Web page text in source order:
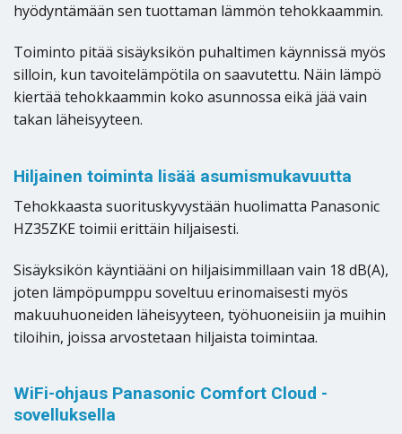
hyödyntämään sen tuottaman lämmön tehokkaammin.
Toiminto pitää sisäyksikön puhaltimen käynnissä myös
silloin, kun tavoitelämpötila on saavutettu. Näin lämpö
kiertää tehokkaammin koko asunnossa eikä jää vain
takan läheisyyteen.
Hiljainen toiminta lisää asumismukavuutta
Tehokkaasta suorituskyvystään huolimatta Panasonic
HZ35ZKE toimii erittäin hiljaisesti.
Sisäyksikön käyntiääni on hiljaisimmillaan vain 18 dB(A),
joten lämpöpumppu soveltuu erinomaisesti myös
makuuhuoneiden läheisyyteen, työhuoneisiin ja muihin
tiloihin, joissa arvostetaan hiljaista toimintaa.
WiFi-ohjaus Panasonic Comfort Cloud -
sovelluksella